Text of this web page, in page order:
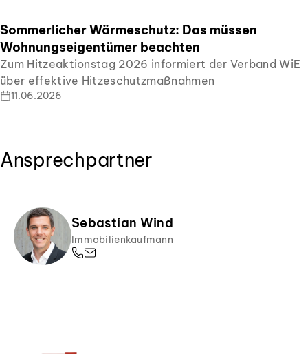
Sommerlicher Wärmeschutz: Das müssen
Wohnungseigentümer beachten
Zum Hitzeaktionstag 2026 informiert der Verband WiE
über effektive Hitzeschutzmaßnahmen
11.06.2026
Ansprechpartner
Sebastian Wind
Immobilienkaufmann